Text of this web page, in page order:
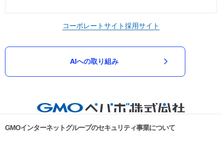
コーポレートサイト採用サイト
AIへの取り組み
GMOインターネットグループのセキュリティ事業について